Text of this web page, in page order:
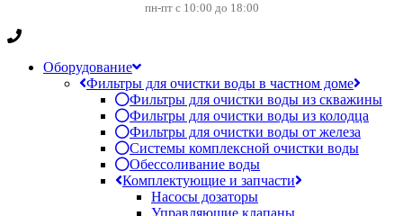
пн-пт с 10:00 до 18:00
Оборудование
Фильтры для очистки воды в частном доме
Фильтры для очистки воды из скважины
Фильтры для очистки воды из колодца
Фильтры для очистки воды от железа
Системы комплексной очистки воды
Обессоливание воды
Комплектующие и запчасти
Насосы дозаторы
Управляющие клапаны